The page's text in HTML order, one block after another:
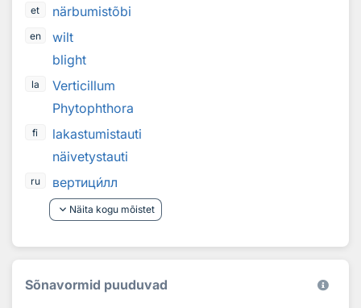
et
närbumistõbi
en
wilt
blight
la
Verticillum
Phytophthora
fi
lakastumistauti
näivetystauti
ru вертицилл
keyboard_arrow_down Näita kogu mõistet
Sõnavormid puuduvad